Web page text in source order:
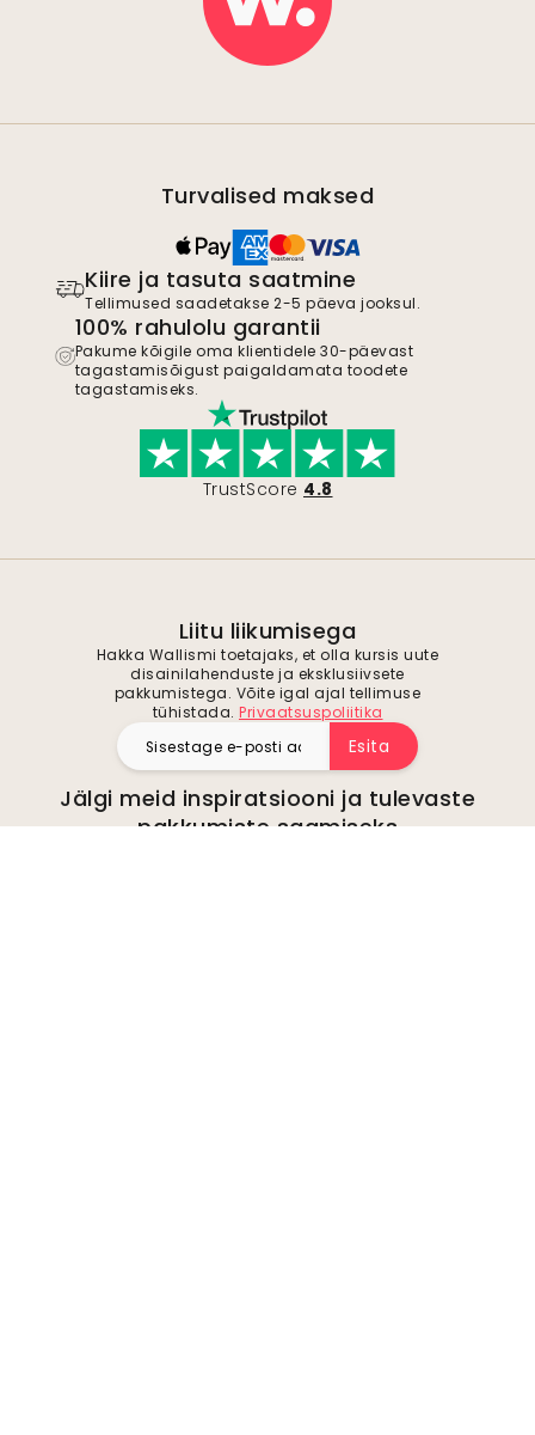
Turvalised maksed
Kiire ja tasuta saatmine
Tellimused saadetakse 2-5 päeva jooksul.
100% rahulolu garantii
Pakume kõigile oma klientidele 30-päevast
tagastamisõigust paigaldamata toodete
tagastamiseks.
TrustScore 4.8
Liitu liikumisega
Hakka Wallismi toetajaks, et olla kursis uute
disainilahenduste ja eksklusiivsete
pakkumistega. Võite igal ajal tellimuse
tühistada. Privaatsuspoliitika
Esita
Jälgi meid inspiratsiooni ja tulevaste
pakkumiste saamiseks